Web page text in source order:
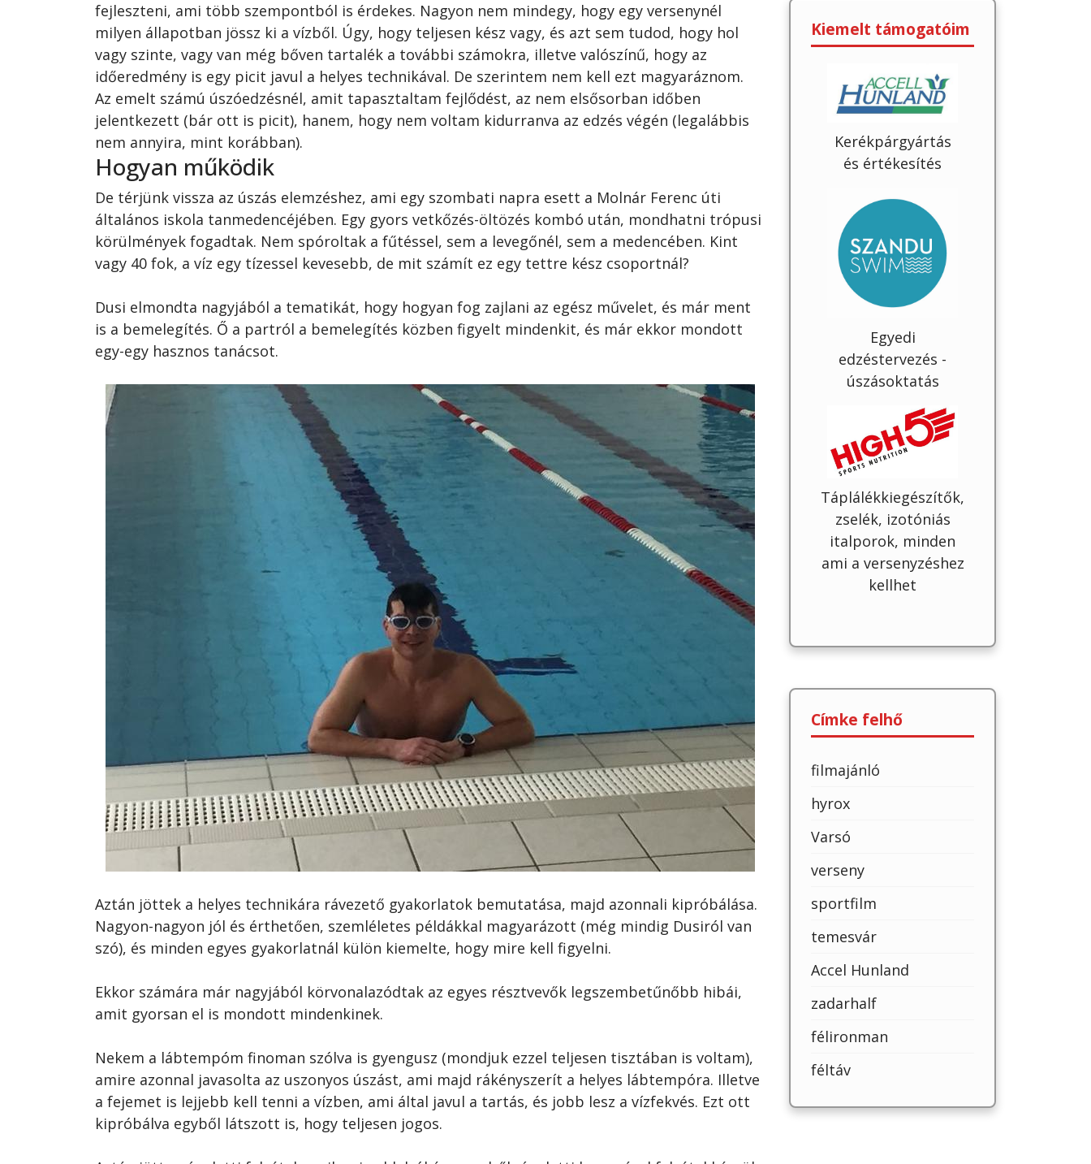
fejleszteni, ami több szempontból is érdekes. Nagyon nem mindegy, hogy egy versenynél
milyen állapotban jössz ki a vízből. Úgy, hogy teljesen kész vagy, és azt sem tudod, hogy hol
vagy szinte, vagy van még bőven tartalék a további számokra, illetve valószínű, hogy az
időeredmény is egy picit javul a helyes technikával. De szerintem nem kell ezt magyaráznom.
Az emelt számú úszóedzésnél, amit tapasztaltam fejlődést, az nem elsősorban időben
jelentkezett (bár ott is picit), hanem, hogy nem voltam kidurranva az edzés végén (legalábbis
nem annyira, mint korábban).
Hogyan működik
De térjünk vissza az úszás elemzéshez, ami egy szombati napra esett a Molnár Ferenc úti
általános iskola tanmedencéjében. Egy gyors vetkőzés-öltözés kombó után, mondhatni trópusi
körülmények fogadtak. Nem spóroltak a fűtéssel, sem a levegőnél, sem a medencében. Kint
vagy 40 fok, a víz egy tízessel kevesebb, de mit számít ez egy tettre kész csoportnál?
Dusi elmondta nagyjából a tematikát, hogy hogyan fog zajlani az egész művelet, és már ment
is a bemelegítés. Ő a partról a bemelegítés közben figyelt mindenkit, és már ekkor mondott
egy-egy hasznos tanácsot.
Aztán jöttek a helyes technikára rávezető gyakorlatok bemutatása, majd azonnali kipróbálása.
Nagyon-nagyon jól és érthetően, szemléletes példákkal magyarázott (még mindig Dusiról van
szó), és minden egyes gyakorlatnál külön kiemelte, hogy mire kell figyelni.
Ekkor számára már nagyjából körvonalazódtak az egyes résztvevők legszembetűnőbb hibái,
amit gyorsan el is mondott mindenkinek.
Nekem a lábtempóm finoman szólva is gyengusz (mondjuk ezzel teljesen tisztában is voltam),
amire azonnal javasolta az uszonyos úszást, ami majd rákényszerít a helyes lábtempóra. Illetve
a fejemet is lejjebb kell tenni a vízben, ami által javul a tartás, és jobb lesz a vízfekvés. Ezt ott
kipróbálva egyből látszott is, hogy teljesen jogos.
Kiemelt támogatóim
Kerékpárgyártás
és értékesítés
Egyedi
edzéstervezés -
úszásoktatás
Táplálékkiegészítők,
zselék, izotóniás
italporok, minden
ami a versenyzéshez
kellhet
Címke felhő
filmajánló
hyrox
Varsó
verseny
sportfilm
temesvár
Accel Hunland
zadarhalf
félironman
féltáv